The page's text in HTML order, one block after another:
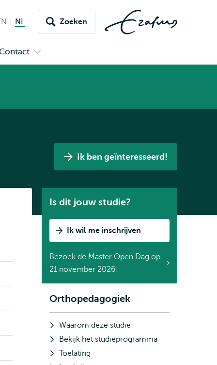
English
NLNederlands huidige taal
Zoeken
Ik ben geïnteresseerd!
Is dit jouw studie?
Ik wil me inschrijven
Bezoek de Master Open Dag op
21 november 2026!
Subnavigatie
Orthopedagogiek
Waarom deze studie
Bekijk het studieprogramma
Toelating